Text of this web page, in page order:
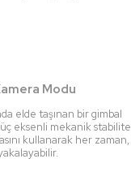
Modu
elde taşınan bir gimbal
eksenli mekanik stabilite
kullanarak her zaman,